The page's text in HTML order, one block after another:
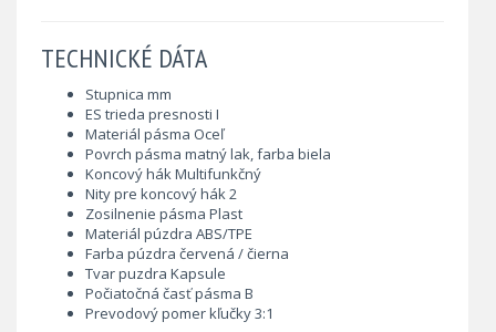
TECHNICKÉ DÁTA
Stupnica mm
ES trieda presnosti I
Materiál pásma Oceľ
Povrch pásma matný lak, farba biela
Koncový hák Multifunkčný
Nity pre koncový hák 2
Zosilnenie pásma Plast
Materiál púzdra ABS/TPE
Farba púzdra červená / čierna
Tvar puzdra Kapsule
Počiatočná časť pásma B
Prevodový pomer kľučky 3:1